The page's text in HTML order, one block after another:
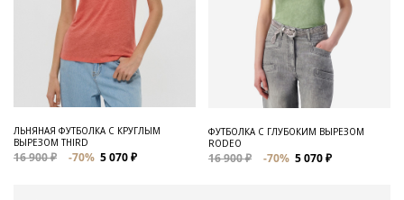
ЛЬНЯНАЯ ФУТБОЛКА С КРУГЛЫМ
ВЫРЕЗОМ THIRD
16 900 ₽ -70% 5 070 ₽
ФУТБОЛКА С ГЛУБОКИМ ВЫРЕЗОМ
RODEO
16 900 ₽ -70% 5 070 ₽